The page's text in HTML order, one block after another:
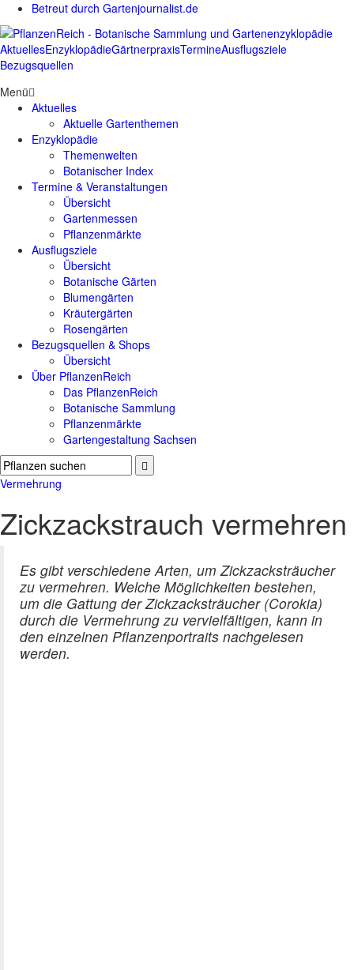
Betreut durch Gartenjournalist.de
AktuellesEnzyklopädieGärtnerpraxisTermineAusflugsziele
Bezugsquellen
Menü
Aktuelles
Aktuelle Gartenthemen
Enzyklopädie
Themenwelten
Botanischer Index
Termine & Veranstaltungen
Übersicht
Gartenmessen
Pflanzenmärkte
Ausflugsziele
Übersicht
Botanische Gärten
Blumengärten
Kräutergärten
Rosengärten
Bezugsquellen & Shops
Übersicht
Über PflanzenReich
Das PflanzenReich
Botanische Sammlung
Pflanzenmärkte
Gartengestaltung Sachsen
Vermehrung
Zickzackstrauch vermehren
Es gibt verschiedene Arten, um Zickzacksträucher
zu vermehren. Welche Möglichkeiten bestehen,
um die Gattung der Zickzacksträucher (Corokia)
durch die Vermehrung zu vervielfältigen, kann in
den einzelnen Pflanzenportraits nachgelesen
werden.